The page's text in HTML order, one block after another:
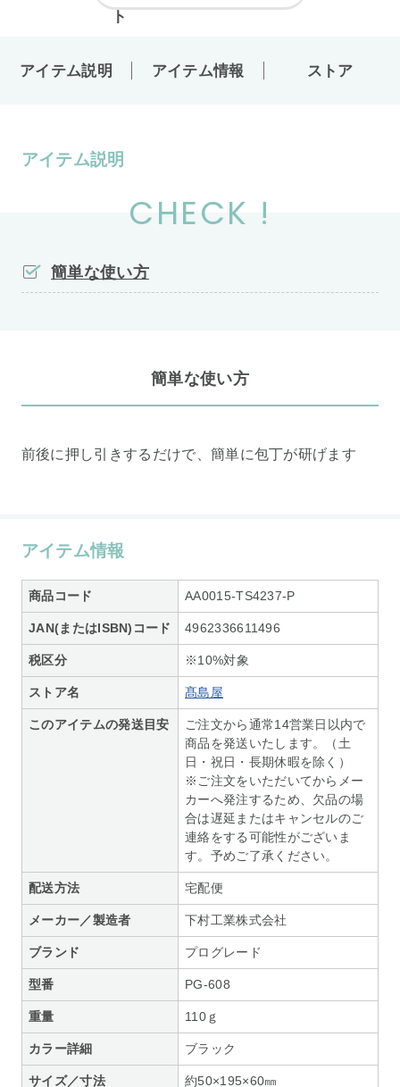
アイテム説明 アイテム情報 ストア
アイテム説明
CHECK !
簡単な使い方
簡単な使い方
前後に押し引きするだけで、簡単に包丁が研げます
アイテム情報
商品コード AA0015-TS4237-P
JAN(またはISBN)コード 4962336611496
税区分 ※10%対象
ストア名 髙島屋
このアイテムの発送目安
ご注文から通常14営業日以内で
商品を発送いたします。（土
日・祝日・長期休暇を除く）
※ご注文をいただいてからメー
カーへ発注するため、欠品の場
合は遅延またはキャンセルのご
連絡をする可能性がございま
す。予めご了承ください。
配送方法 宅配便
メーカー／製造者 下村工業株式会社
ブランド プログレード
型番 PG-608
重量 110ｇ
カラー詳細 ブラック
サイズ／寸法 約50×195×60㎜